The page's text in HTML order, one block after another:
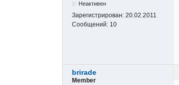
Неактивен
Зарегистрирован: 20.02.2011
Сообщений: 10
brirade
Member